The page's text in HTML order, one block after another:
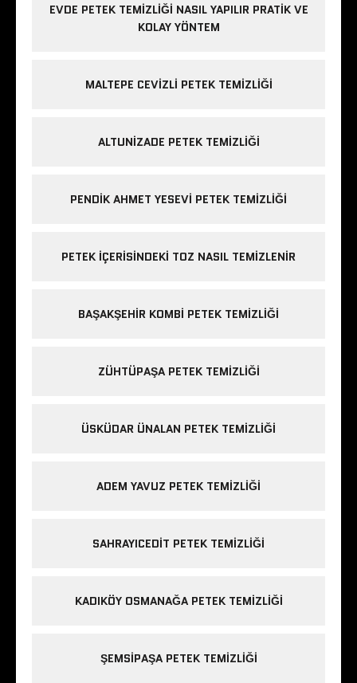
EVDE PETEK TEMIZLIĞI NASIL YAPILIR PRATIK VE
KOLAY YÖNTEM
MALTEPE CEVIZLI PETEK TEMIZLIĞI
ALTUNIZADE PETEK TEMIZLIĞI
PENDIK AHMET YESEVI PETEK TEMIZLIĞI
PETEK IÇERISINDEKI TOZ NASIL TEMIZLENIR
BAŞAKŞEHIR KOMBI PETEK TEMIZLIĞI
ZÜHTÜPAŞA PETEK TEMIZLIĞI
ÜSKÜDAR ÜNALAN PETEK TEMIZLIĞI
ADEM YAVUZ PETEK TEMIZLIĞI
SAHRAYICEDIT PETEK TEMIZLIĞI
KADIKÖY OSMANAĞA PETEK TEMIZLIĞI
ŞEMSIPAŞA PETEK TEMIZLIĞI